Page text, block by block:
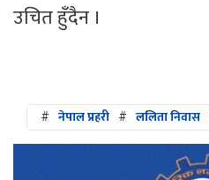
उचित हुँदैन ।
# नेपाल प्रहरी # ललिता निवास